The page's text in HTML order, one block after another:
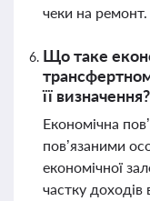
чеки на ремонт.
Що таке
її визначення?
Економічна
пов’язаними
економічної
частку доходів